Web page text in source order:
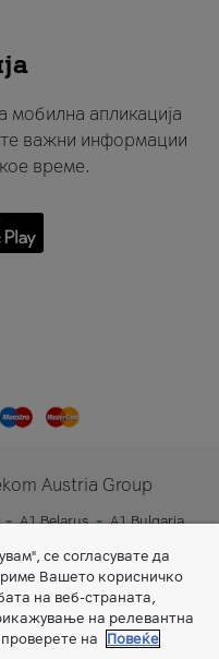
мобилна апликација
важни информации
време.
Austria Group
A1 Belarus
A1 Bulgaria
се согласувате да
Вашето корисничко
на веб-страната,
на релевантна
на
Повеќе